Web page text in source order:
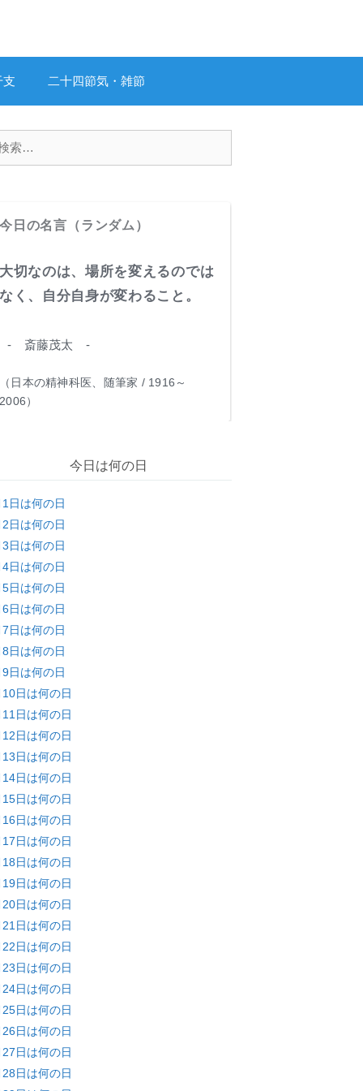
支 二十四節気・雑節
今日の名言（ランダム）
大切なのは、場所を変えるのでは
なく、自分自身が変わること。
- 斎藤茂太 -
（日本の精神科医、随筆家 / 1916～
2006）
今日は何の日
日は何の日
日は何の日
日は何の日
日は何の日
日は何の日
日は何の日
日は何の日
日は何の日
日は何の日
日は何の日
日は何の日
日は何の日
日は何の日
日は何の日
日は何の日
日は何の日
日は何の日
日は何の日
日は何の日
日は何の日
日は何の日
日は何の日
日は何の日
日は何の日
日は何の日
日は何の日
日は何の日
日は何の日